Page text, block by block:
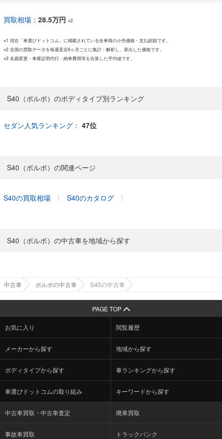
買取相場 ： 28.5万円 ※2
※1 現在「車選びドットコム」に掲載されている全車両の小売価格・支払総額です。
※2 全国の買取データを毎週直近6ヶ月ごとに集計・解析し、算出した価格です。
※3 名義変更・車庫証明代行・納車費用等を合算した平均値です。
S40（ボルボ）のボディタイプ別ランキング
セダン人気ランキング： 47位
S40（ボルボ）の関連ページ
S40の買取相場 S40のカタログ
S40（ボルボ）の中古車を地域から探す
中古車 ボルボの中古車 S40の中古車
PAGE TOP
お気に入り 閲覧履歴
メーカーから探す 地域から探す
ボディタイプから探す 車ランキングから探す
車選びドットコムの取り組み キーワードから探す
中古車買取・中古車査定 廃車買取
事故車買取 トラックバンク